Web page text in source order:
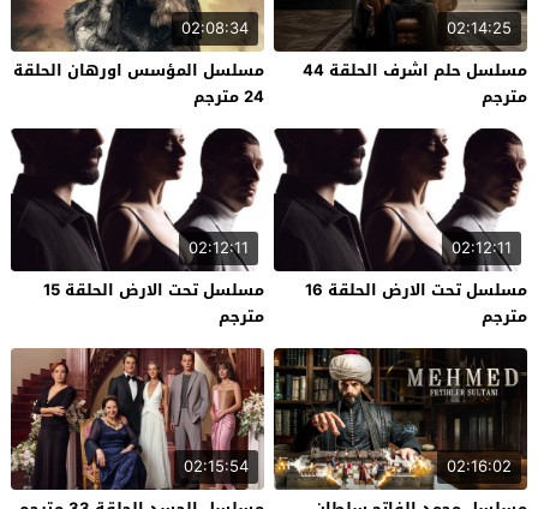
02:14:25
مسلسل حلم اشرف الحلقة 44
مترجم
02:08:34
مسلسل المؤسس اورهان الحلقة
24 مترجم
02:12:11
مسلسل تحت الارض الحلقة 16
مترجم
02:12:11
مسلسل تحت الارض الحلقة 15
مترجم
02:16:02
02:15:54